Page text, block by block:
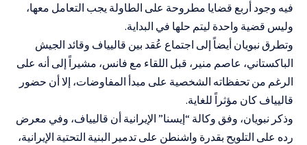
فيه وجود أربع قضايا مطروحة على الطاولة يجب التعامل معها،
وليس قضية واحدة ليتم حلها في البداية.
وتطرق نبويان أيضاً إلى اجتماع عُقد بين قاليياف وقائد الجيش
الباكستاني، عاصم منير، قبل اللقاء مع فانس، مشيراً إلى أنه على
الرغم من تحفظاته الشخصية على مبدأ المفاوضات، إلا أن حضور
قاليياف كان مؤثراً للغاية.
وذكر نبويان، وفق وكالة “إيسنا” الإيرانية أن قاليياف، وفي معرض
رده على التلويح بقدرة واشنطن على تدمير البنية التحتية الإيرانية،